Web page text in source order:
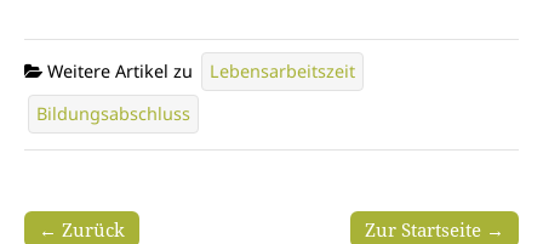
Weitere Artikel zu
Lebensarbeitszeit
Bildungsabschluss
Zur Startseite →
← Zurück